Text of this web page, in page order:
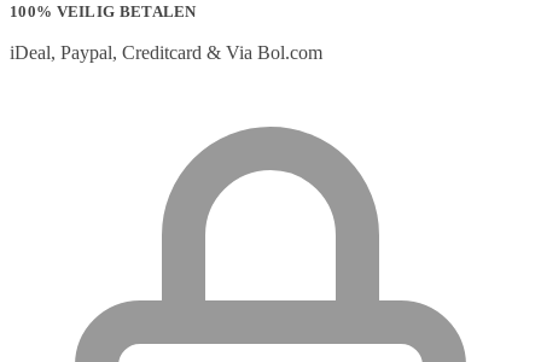
100% VEILIG BETALEN
iDeal, Paypal, Creditcard & Via Bol.com